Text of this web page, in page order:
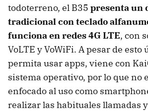
todoterreno, el B35 presenta un
tradicional con teclado
funciona en redes 4G LTE, con
VoLTE y VoWiFi. A pesar de esto
permita usar apps, viene con
sistema operativo, por lo que no
enfocado al uso como
realizar las habituales llamadas